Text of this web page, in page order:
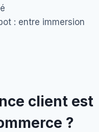
: entre immersion
client est
?